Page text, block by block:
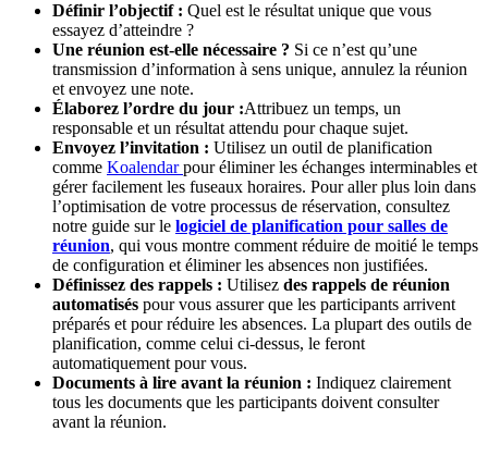
Définir l’objectif : Quel est le résultat unique que vous
essayez d’atteindre ?
Une réunion est-elle nécessaire ? Si ce n’est qu’une
transmission d’information à sens unique, annulez la réunion
et envoyez une note.
Élaborez l’ordre du jour :Attribuez un temps, un
responsable et un résultat attendu pour chaque sujet.
Envoyez l’invitation : Utilisez un outil de planification
comme Koalendarpour éliminer les échanges interminables et
gérer facilement les fuseaux horaires. Pour aller plus loin dans
l’optimisation de votre processus de réservation, consultez
notre guide sur le logiciel de planification pour salles de
réunion, qui vous montre comment réduire de moitié le temps
de configuration et éliminer les absences non justifiées.
Définissez des rappels : Utilisez des rappels de réunion
automatisés pour vous assurer que les participants arrivent
préparés et pour réduire les absences. La plupart des outils de
planification, comme celui ci-dessus, le feront
automatiquement pour vous.
Documents à lire avant la réunion : Indiquez clairement
tous les documents que les participants doivent consulter
avant la réunion.